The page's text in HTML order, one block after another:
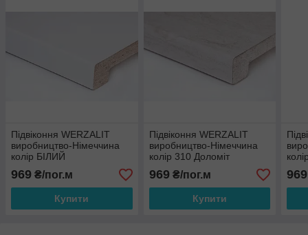
Підвіконня WERZALIT
виробництво-Німеччина
колір БІЛИЙ
969 ₴/пог.м
Купити
Підвіконня WERZALIT
виробництво-Німеччина
колір 310 Доломіт
969₴/пог.м
Купити
969